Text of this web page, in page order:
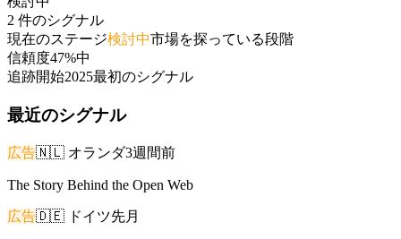
2 件のシグナル
現在のステージ検討中市場を探っている段階
信頼度47%中
追跡開始2025最初のシグナル
最近のシグナル
広告🇳🇱 オランダ3週間前
The Story Behind the Open Web
広告🇩🇪 ドイツ先月